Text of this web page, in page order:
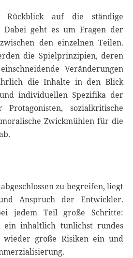
Rückblick auf die ständige
Dabei geht es um Fragen der
den einzelnen Teilen.
die Spielprinzipien, deren
Veränderungen
die Inhalte in den Blick
individuellen Spezifika der
sozialkritische
Zwickmühlen für die
zu begreifen, liegt
Anspruch der Entwickler.
jedem Teil große Schritte:
ein inhaltlich tunlichst rundes
große Risiken ein und